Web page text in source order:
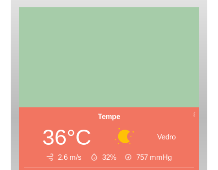
Tempe
36°C Vedro
2.6 m/s 32% 757 mmHg